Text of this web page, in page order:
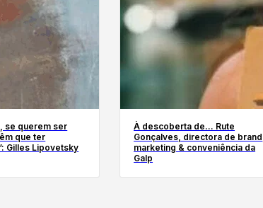
se querem ser
que ter
Gilles Lipovetsky
À descoberta de… Rute
Gonçalves, directora de brand,
marketing & conveniência da
Galp